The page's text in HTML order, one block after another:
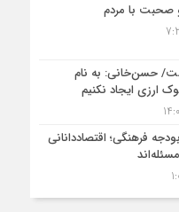
و صحبت با مردم
حسن‌خانی: به نام
ارزی ایجاد نکنیم
فرهنگی؛ اقتصاددانانی